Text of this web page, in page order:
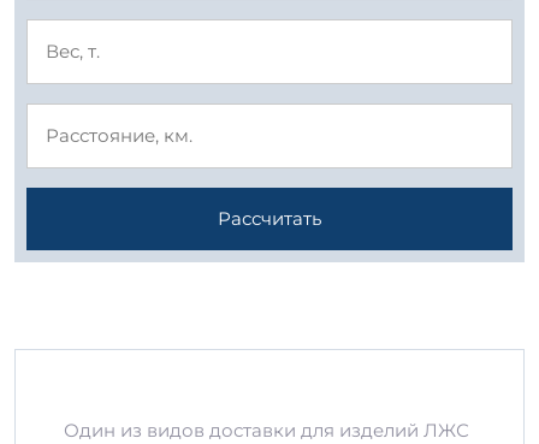
Рассчитать
Один из видов доставки для изделий ЛЖС